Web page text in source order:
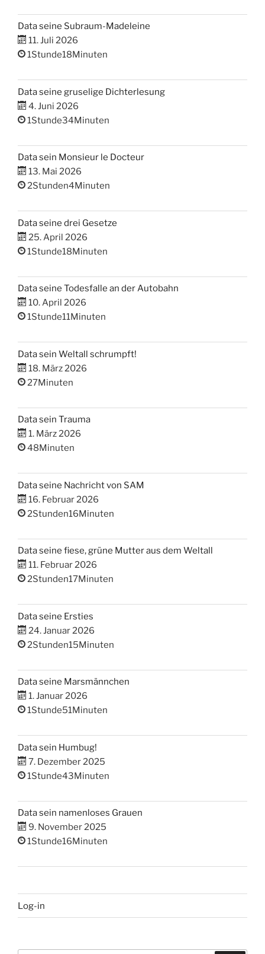
Data seine Subraum-Madeleine
11. Juli 2026
1Stunde18Minuten
Data seine gruselige Dichterlesung
4. Juni 2026
1Stunde34Minuten
Data sein Monsieur le Docteur
13. Mai 2026
2Stunden4Minuten
Data seine drei Gesetze
25. April 2026
1Stunde18Minuten
Data seine Todesfalle an der Autobahn
10. April 2026
1Stunde11Minuten
Data sein Weltall schrumpft!
18. März 2026
27Minuten
Data sein Trauma
1. März 2026
48Minuten
Data seine Nachricht von SAM
16. Februar 2026
2Stunden16Minuten
Data seine fiese, grüne Mutter aus dem Weltall
11. Februar 2026
2Stunden17Minuten
Data seine Ersties
24. Januar 2026
2Stunden15Minuten
Data seine Marsmännchen
1. Januar 2026
1Stunde51Minuten
Data sein Humbug!
7. Dezember 2025
1Stunde43Minuten
Data sein namenloses Grauen
9. November 2025
1Stunde16Minuten
Log-in